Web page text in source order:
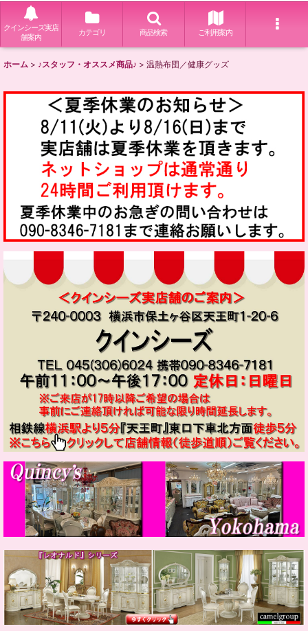
クインシーズ実店
舗案内
カテゴリ 商品検索 ご利用案内
ホーム > ♪スタッフ・オススメ商品♪ > 温熱布団／健康グッズ